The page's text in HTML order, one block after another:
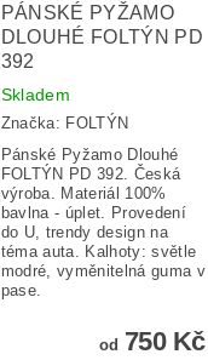
PÁNSKÉ PYŽAMO
DLOUHÉ FOLTÝN PD
392
Skladem
Značka: FOLTÝN
Pánské Pyžamo Dlouhé
FOLTÝN PD 392. Česká
výroba. Materiál 100%
bavlna - úplet. Provedení
do U, trendy design na
téma auta. Kalhoty: světle
modré, vyměnitelná guma v
pase.
od 750 Kč